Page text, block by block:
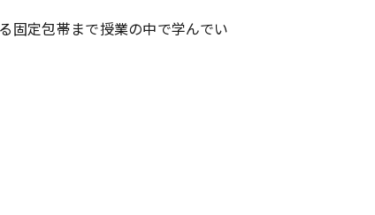
固定包帯まで授業の中で学んでい